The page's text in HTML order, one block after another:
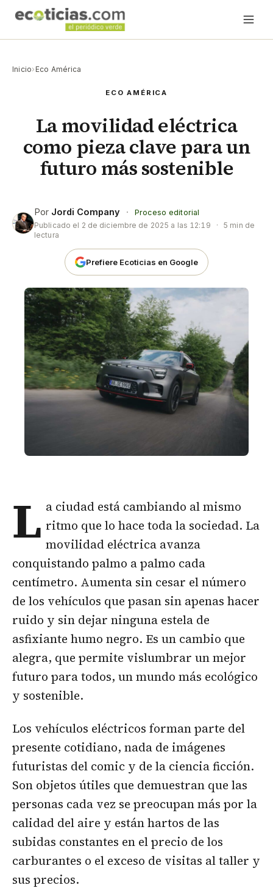
Inicio› Eco América
ECO AMÉRICA
La movilidad eléctrica
como pieza clave para un
futuro más sostenible
Por Jordi Company ·
Proceso editorial
Publicado el 2 de diciembre de 2025 a las 12:19 ·
5 min de
lectura
Prefiere Ecoticias en Google
L a ciudad está cambiando al mismo
ritmo que lo hace toda la sociedad. La
movilidad eléctrica avanza
conquistando palmo a palmo cada
centímetro. Aumenta sin cesar el número
de los vehículos que pasan sin apenas hacer
ruido y sin dejar ninguna estela de
asfixiante humo negro. Es un cambio que
alegra, que permite vislumbrar un mejor
futuro para todos, un mundo más ecológico
y sostenible.
Los vehículos eléctricos forman parte del
presente cotidiano, nada de imágenes
futuristas del comic y de la ciencia ficción.
Son objetos útiles que demuestran que las
personas cada vez se preocupan más por la
calidad del aire y están hartos de las
subidas constantes en el precio de los
carburantes o el exceso de visitas al taller y
sus precios.